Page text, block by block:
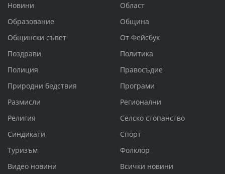
Новини
Област
Образование
Община
Общински съвет
От Фейсбук
Поздрави
Политика
Полиция
Правосъдие
Природни бедствия
Програми
Размисли
Регионални
Религия
Селско стопанство
Синдикати
Спорт
Туризъм
Фолклор
Видео новини
Всички новини